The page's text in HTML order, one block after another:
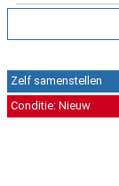
Zelf samenstellen
Conditie: Nieuw